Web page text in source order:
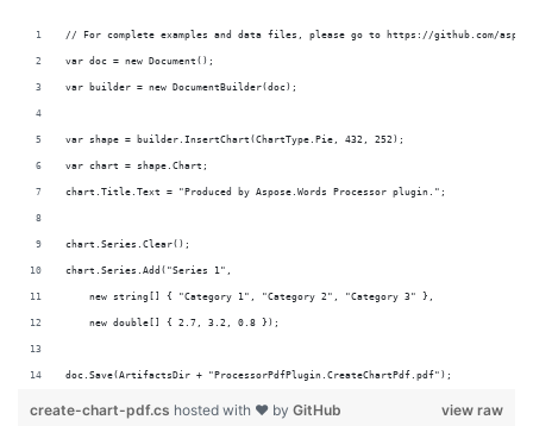
doc.Save(ArtifactsDir + "ProcessorPdfPlugin.CreateChartPdf.pdf");
view raw
create-chart-pdf.cs hosted with ❤ by GitHub